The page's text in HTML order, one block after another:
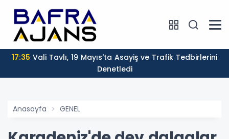
17:35
Denetledi
Anasayfa GENEL